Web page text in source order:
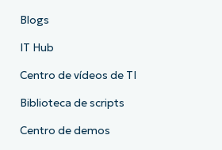
Blogs
IT Hub
Centro de vídeos de TI
Biblioteca de scripts
Centro de demos